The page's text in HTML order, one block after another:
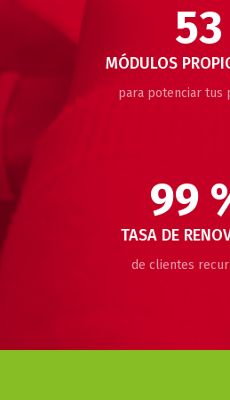
53
MÓDULOS
para potenciar tus
99
TASA DE
de clientes